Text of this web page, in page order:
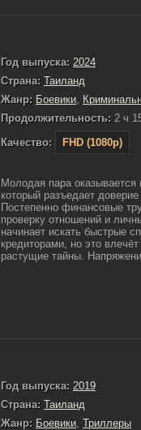
Год выпуска: 2024
Страна: Таиланд
Жанр: Боевики
Продолжительность: 2 ч
Качество:
FHD (1080p)
Молодая пара оказывается
который разъедает
Постепенно финансовые
проверку отношений и
начинает искать быстрые
кредиторами, но это
растущие тайны.
Год выпуска: 2019
Страна: Таиланд
Жанр: Боевики, Триллеры